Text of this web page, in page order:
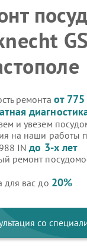
ремонта от
и увезем
на наши работы
INдо 3-х лет
ремонт
для вас до 20%
со